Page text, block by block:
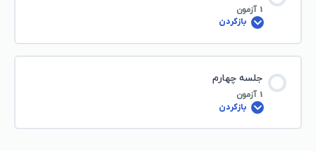
1 آزمون
بازکردن
جلسه چهارم
1 آزمون
بازکردن